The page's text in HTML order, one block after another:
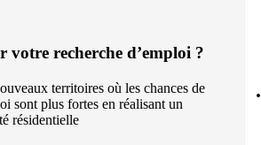
votre recherche d’emploi ?
territoires où les chances de
sont plus fortes en réalisant un
résidentielle